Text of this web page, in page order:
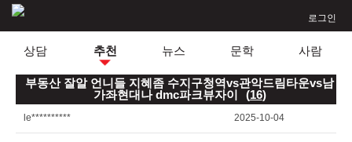
로그인
상담 추천 뉴스 문학 사람
부동산 잘알 언니들 지혜좀 수지구청역vs관악드림타운vs남
가좌현대나 dmc파크뷰자이
(16)
le********** 2025-10-04